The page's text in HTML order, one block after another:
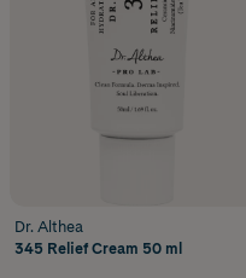
Dr. Althea
345 Relief Cream 50 ml